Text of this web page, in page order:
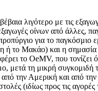
λιγότερο με τις
οίνων από άλλες,
για το παγκόσμιο
ή το Μακάο) και η σημασία
το OeMV, που τονίζει
μετά τη μικρή συγκομιδή
την Αμερική και από
(ιδίως προς τις